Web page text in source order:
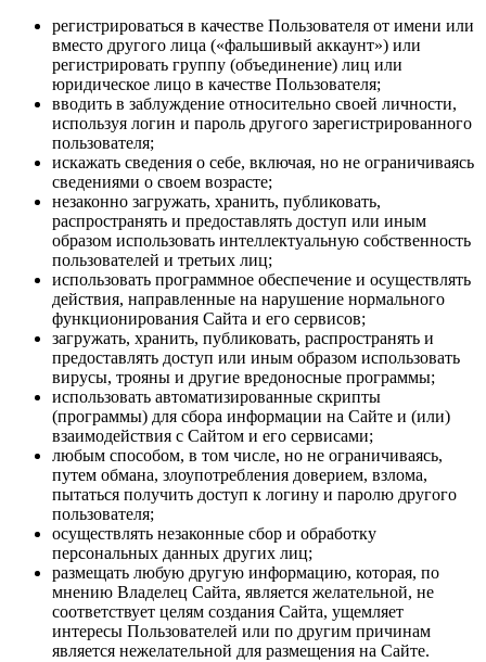
регистрироваться в качестве Пользователя от имени или
вместо другого лица («фальшивый аккаунт») или
регистрировать группу (объединение) лиц или
юридическое лицо в качестве Пользователя;
вводить в заблуждение относительно своей личности,
используя логин и пароль другого зарегистрированного
пользователя;
искажать сведения о себе, включая, но не ограничиваясь
сведениями о своем возрасте;
незаконно загружать, хранить, публиковать,
распространять и предоставлять доступ или иным
образом использовать интеллектуальную собственность
пользователей и третьих лиц;
использовать программное обеспечение и осуществлять
действия, направленные на нарушение нормального
функционирования Сайта и его сервисов;
загружать, хранить, публиковать, распространять и
предоставлять доступ или иным образом использовать
вирусы, трояны и другие вредоносные программы;
использовать автоматизированные скрипты
(программы) для сбора информации на Сайте и (или)
взаимодействия с Сайтом и его сервисами;
любым способом, в том числе, но не ограничиваясь,
путем обмана, злоупотребления доверием, взлома,
пытаться получить доступ к логину и паролю другого
пользователя;
осуществлять незаконные сбор и обработку
персональных данных других лиц;
размещать любую другую информацию, которая, по
мнению Владелец Сайта, является желательной, не
соответствует целям создания Сайта, ущемляет
интересы Пользователей или по другим причинам
является нежелательной для размещения на Сайте.